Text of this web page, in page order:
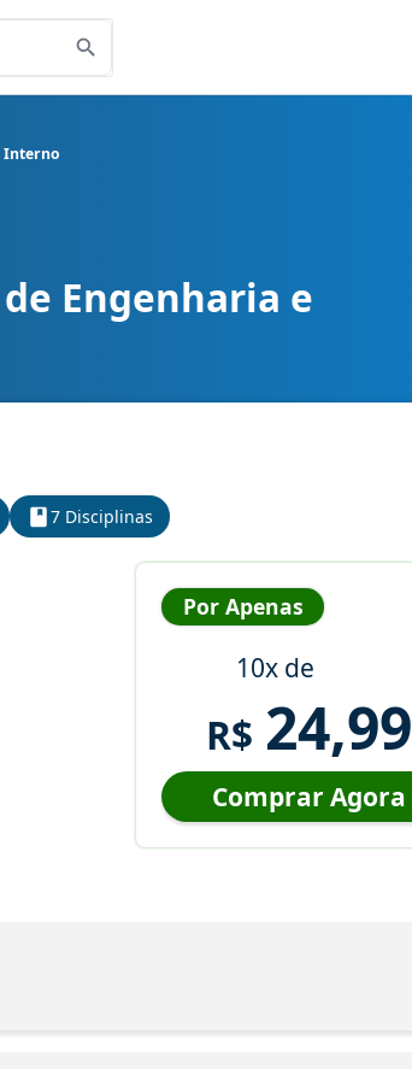
Interno
Controlador Interno
Engenharia e
7 Disciplinas
Por Apenas
10x de
R$ 24,99
Comprar Agora